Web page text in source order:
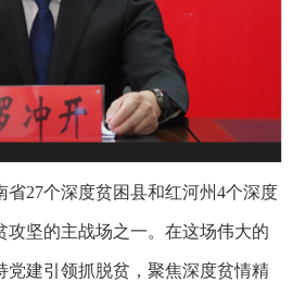
27个深度贫困县和红河州4个深度
攻坚的主战场之一。在这场伟大的
党建引领抓脱贫，聚焦深度贫情精